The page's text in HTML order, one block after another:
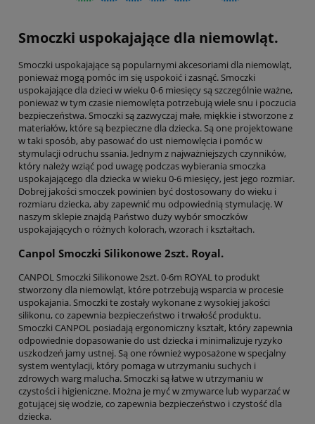
Smoczki uspokajające dla niemowląt.
Smoczki uspokajające są popularnymi akcesoriami dla niemowląt,
ponieważ mogą pomóc im się uspokoić i zasnąć. Smoczki
uspokajające dla dzieci w wieku 0-6 miesięcy są szczególnie ważne,
ponieważ w tym czasie niemowlęta potrzebują wiele snu i poczucia
bezpieczeństwa. Smoczki są zazwyczaj małe, miękkie i stworzone z
materiałów, które są bezpieczne dla dziecka. Są one projektowane
w taki sposób, aby pasować do ust niemowlęcia i pomóc w
stymulacji odruchu ssania. Jednym z najważniejszych czynników,
który należy wziąć pod uwagę podczas wybierania smoczka
uspokajającego dla dziecka w wieku 0-6 miesięcy, jest jego rozmiar.
Dobrej jakości smoczek powinien być dostosowany do wieku i
rozmiaru dziecka, aby zapewnić mu odpowiednią stymulację. W
naszym sklepie znajdą Państwo duży wybór smoczków
uspokajających o różnych kolorach, wzorach i kształtach.
Canpol Smoczki Silikonowe 2szt. Royal.
CANPOL Smoczki Silikonowe 2szt. 0-6m ROYAL to produkt
stworzony dla niemowląt, które potrzebują wsparcia w procesie
uspokajania. Smoczki te zostały wykonane z wysokiej jakości
silikonu, co zapewnia bezpieczeństwo i trwałość produktu.
Smoczki CANPOL posiadają ergonomiczny kształt, który zapewnia
odpowiednie dopasowanie do ust dziecka i minimalizuje ryzyko
uszkodzeń jamy ustnej. Są one również wyposażone w specjalny
system wentylacji, który pomaga w utrzymaniu suchych i
zdrowych warg malucha. Smoczki są łatwe w utrzymaniu w
czystości i higieniczne. Można je myć w zmywarce lub wyparzać w
gotującej się wodzie, co zapewnia bezpieczeństwo i czystość dla
dziecka.